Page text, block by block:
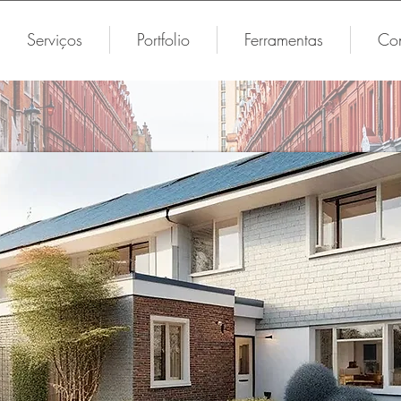
Serviços Portfolio Ferramentas